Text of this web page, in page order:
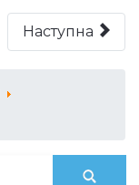
Наступна